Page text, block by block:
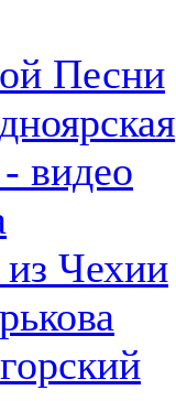
Песни
видео
Чехии